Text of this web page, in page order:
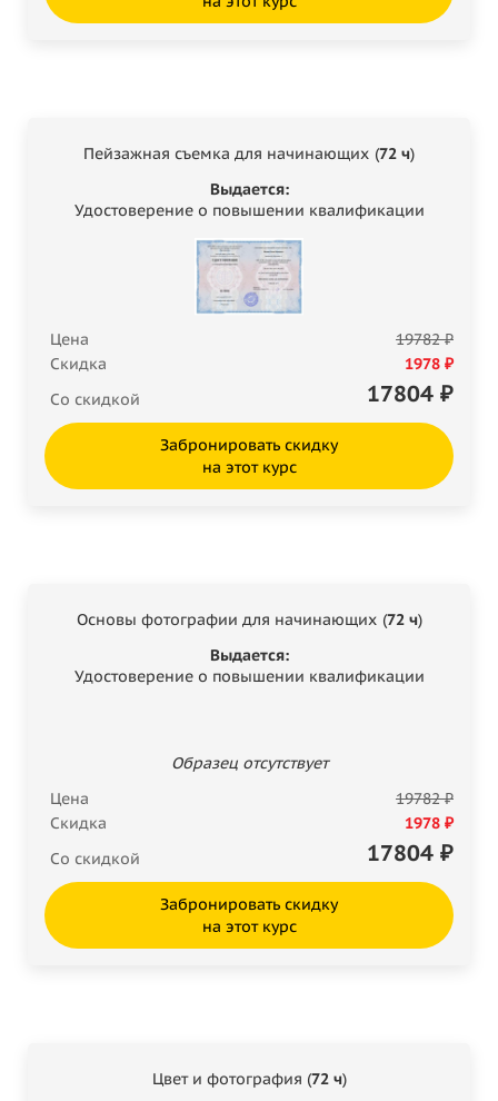
Пейзажная съемка для начинающих (72 ч)
Выдается:
Удостоверение о повышении квалификации
Цена
19782 ₽
Скидка
1978 ₽
Со скидкой
17804 ₽
Забронировать скидку
на этот курс
Основы фотографии для начинающих (72 ч)
Выдается:
Удостоверение о повышении квалификации
Образец отсутствует
Цена
19782 ₽
Скидка
1978 ₽
Со скидкой
17804 ₽
Забронировать скидку
на этот курс
Цвет и фотография (72 ч)